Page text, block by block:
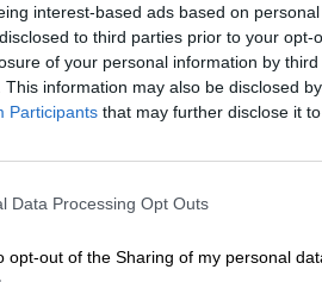
interest-based ads based on
to third parties prior to your
of your personal information by
This information may also be disclosed
Participants that may further disclose it
Data Processing Opt Outs
opt-out of the Sharing of my personal
aquellas persecuciones de
en las últimas elecciones
ayudas que perciben las
propuestas cómo la de
intención de retirar del
y en las últimas horas en
la formación de Madrid
“Impregnan el centro de la